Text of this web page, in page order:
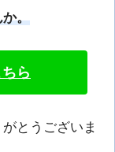
か。
ら
とうございま